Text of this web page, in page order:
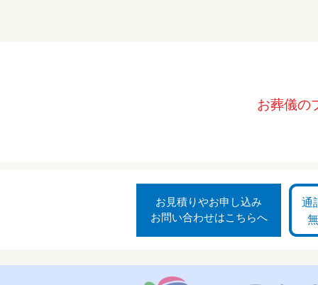
お葬儀の
お見積りやお申し込み
お問い合わせはこちらへ
通